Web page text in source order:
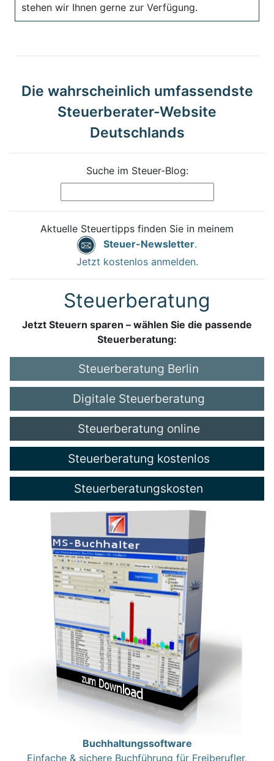
stehen wir Ihnen gerne zur Verfügung.
Die wahrscheinlich umfassendste
Steuerberater-Website
Deutschlands
Suche im Steuer-Blog:
Aktuelle Steuertipps finden Sie in meinem
Steuer-Newsletter.
Jetzt kostenlos anmelden.
Steuerberatung
Jetzt Steuern sparen – wählen Sie die passende
Steuerberatung:
Steuerberatung Berlin
Digitale Steuerberatung
Steuerberatung online
Steuerberatung kostenlos
Steuerberatungskosten
Buchhaltungssoftware
Einfache & sichere Buchführung für Freiberufler,